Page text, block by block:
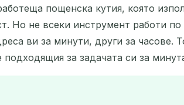
пощенска кутия, която
Но не всеки инструмент работи
ви за минути, други за
за задачата си за